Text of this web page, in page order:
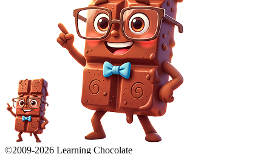
©2009-2026 Learning Chocolate